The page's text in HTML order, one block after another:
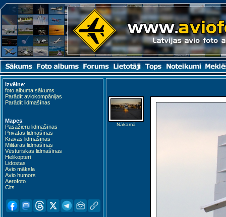
Izvēlne:
foto albuma sākums
Parādīt aviokompānijas
Parādīt lidmašīnas
Mapes:
Pasažieru lidmašīnas
Privātās lidmašīnas
Kravas lidmašīnas
Militārās lidmašīnas
Vēsturiskas lidmašīnas
Helikopteri
Lidostas
Avio māksla
Avio humors
Aerofoto
Cits
Nākamā